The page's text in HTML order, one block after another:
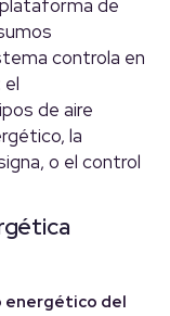
de
controla en
de aire
la
o el control
energético del